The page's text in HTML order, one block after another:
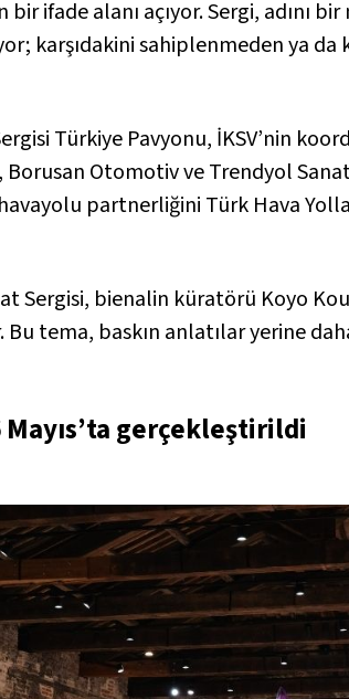
bir ifade alanı açıyor. Sergi, adını
karşıdakini sahiplenmeden ya
Türkiye Pavyonu, İKSV’nin
Borusan Otomotiv ve Trendyol
partnerliğini Türk Hava
Sergisi, bienalin küratörü Koyo
tema, baskın anlatılar yerine
Mayıs’ta gerçekleştirildi